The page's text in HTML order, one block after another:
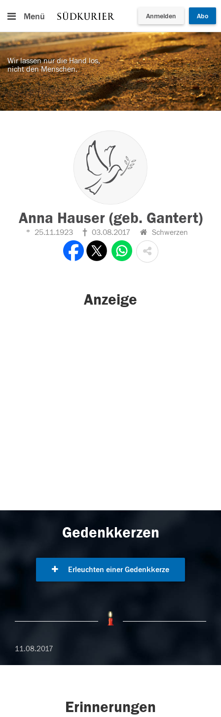
Menü Anmelden Abo
Wir lassen nur die Hand los,
nicht den Menschen.
Anna Hauser (geb. Gantert)
25.11.1923 03.08.2017 Schwerzen
Anzeige
Gedenkkerzen
Erleuchten einer Gedenkkerze
11.08.2017
Erinnerungen